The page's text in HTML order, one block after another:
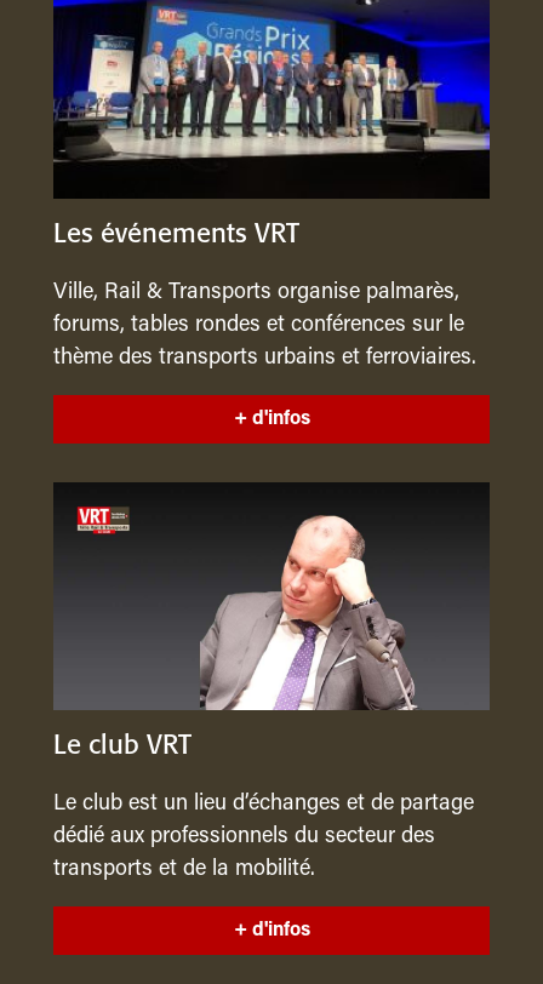
Les événements VRT
Ville, Rail & Transports organise palmarès,
forums, tables rondes et conférences sur le
thème des transports urbains et ferroviaires.
+ d'infos
Le club VRT
Le club est un lieu d’échanges et de partage
dédié aux professionnels du secteur des
transports et de la mobilité.
+ d'infos